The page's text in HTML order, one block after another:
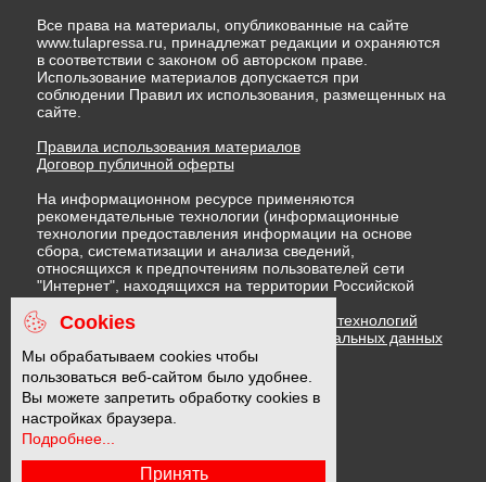
Все права на материалы, опубликованные на сайте
www.tulapressa.ru, принадлежат редакции и охраняются
в соответствии с законом об авторском праве.
Использование материалов допускается при
соблюдении Правил их использования, размещенных на
сайте.
Правила использования материалов
Договор публичной оферты
На информационном ресурсе применяются
рекомендательные технологии (информационные
технологии предоставления информации на основе
сбора, систематизации и анализа сведений,
относящихся к предпочтениям пользователей сети
"Интернет", находящихся на территории Российской
Федерации)
Правила применения рекомендательных технологий
Политика в отношении обработки персональных данных
Политика обработки файлов cookie
16 +
Cookies
Мы обрабатываем cookies чтобы
пользоваться веб-сайтом было удобнее.
Вы можете запретить обработку cookies в
настройках браузера.
Подробнее...
Принять